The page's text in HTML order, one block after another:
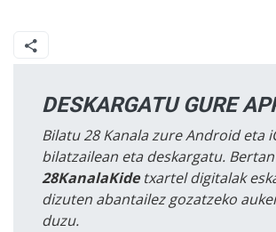
DESKARGATU GURE
Bilatu 28 Kanala zure Android eta
bilatzailean eta deskargatu. Bertan
28KanalaKidetxartel digitalak
dizuten abantailez gozatzeko
duzu.